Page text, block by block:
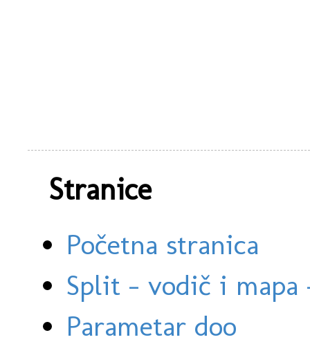
Stranice
Početna stranica
Split - vodič i
Parametar doo